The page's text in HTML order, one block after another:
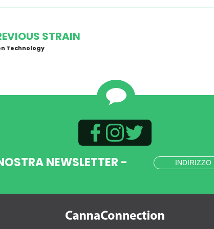
STRAIN
Technology
NEWSLETTER -